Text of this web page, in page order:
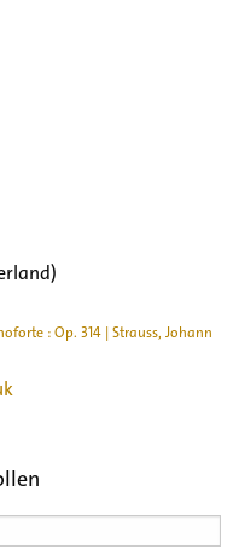
: Op. 314 | Strauss, Johann